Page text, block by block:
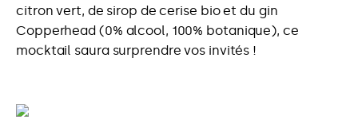
citron vert, de sirop de cerise bio et du gin
Copperhead (0% alcool, 100% botanique), ce
mocktail saura surprendre vos invités !